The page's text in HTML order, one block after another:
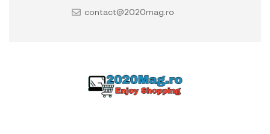
contact@2020mag.ro